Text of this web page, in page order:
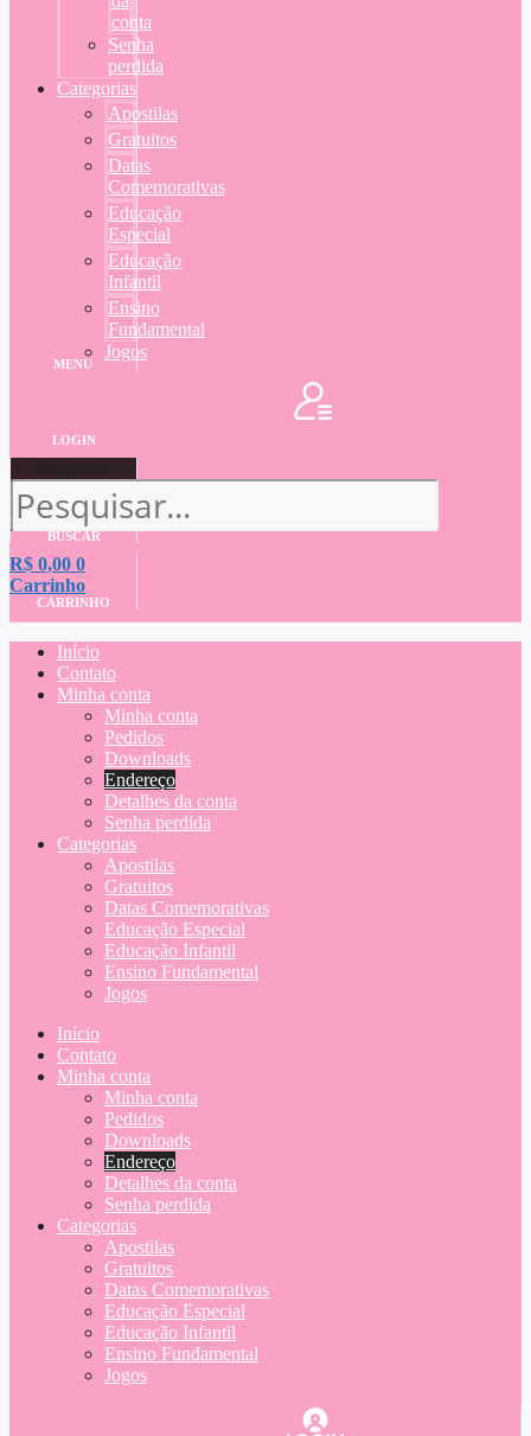
conta
Senha
perdida
Categorias
Apostilas
Gratuitos
Datas
Comemorativas
Educação
Especial
Educação
Infantil
Ensino
Fundamental
Jogos
MENU
LOGIN
BUSCAR
R$ 0,00 0
Carrinho
CARRINHO
Início
Contato
Minha conta
Minha conta
Pedidos
Downloads
Endereço
Detalhes da conta
Senha perdida
Categorias
Apostilas
Gratuitos
Datas Comemorativas
Educação Especial
Educação Infantil
Ensino Fundamental
Jogos
Início
Contato
Minha conta
Minha conta
Pedidos
Downloads
Endereço
Detalhes da conta
Senha perdida
Categorias
Apostilas
Gratuitos
Datas Comemorativas
Educação Especial
Educação Infantil
Ensino Fundamental
Jogos